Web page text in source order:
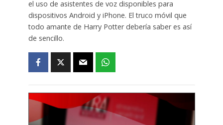
el uso de asistentes de voz disponibles para
dispositivos Android y iPhone. El truco móvil que
todo amante de Harry Potter debería saber es así
de sencillo.